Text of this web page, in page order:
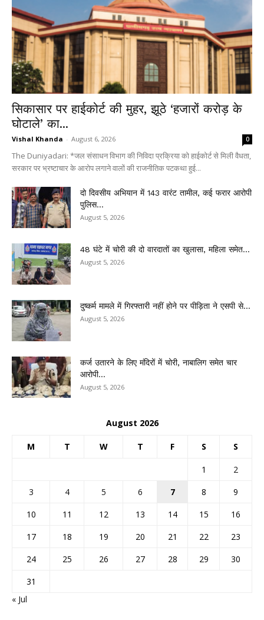
सिकासार पर हाईकोर्ट की मुहर, झूठे ‘हजारों करोड़ के
घोटाले’ का...
Vishal Khanda - August 6, 2026 0
The Duniyadari: *जल संसाधन विभाग की निविदा प्रक्रिया को हाईकोर्ट से मिली वैधता,
सरकार पर भ्रष्टाचार के आरोप लगाने वालों की राजनीतिक पटकथा हुई...
दो दिवसीय अभियान में 143 वारंट तामील, कई फरार आरोपी
पुलिस...
August 5, 2026
48 घंटे में चोरी की दो वारदातों का खुलासा, महिला समेत...
August 5, 2026
दुष्कर्म मामले में गिरफ्तारी नहीं होने पर पीड़िता ने एसपी से...
August 5, 2026
कर्ज उतारने के लिए मंदिरों में चोरी, नाबालिग समेत चार
आरोपी...
August 5, 2026
August 2026
M T W T F S S
1
2
3
4 5 6 7 8
9
10
11 12 13 14 15
16
17
18 19 20 21 22
23
24
25 26 27 28 29
30
31
« Jul